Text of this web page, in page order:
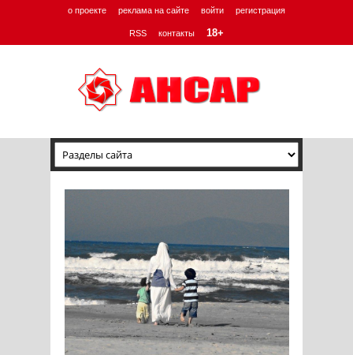
о проекте реклама на сайте войти регистрация
RSS контакты 18+